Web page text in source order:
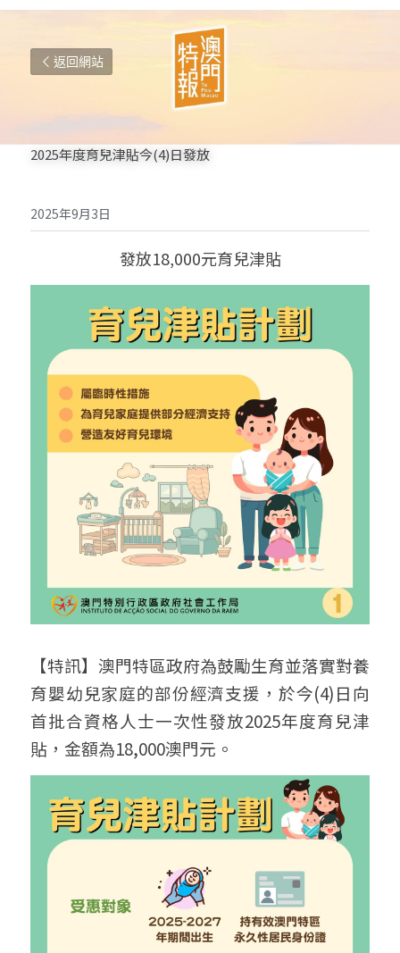
返回網站
2025年度育兒津貼今(4)日發放
2025年9月3日
發放18,000元育兒津貼
【特訊】澳門特區政府為鼓勵生育並落實對養
育嬰幼兒家庭的部份經濟支援，於今(4)日向
首批合資格人士一次性發放2025年度育兒津
貼，金額為18,000澳門元。